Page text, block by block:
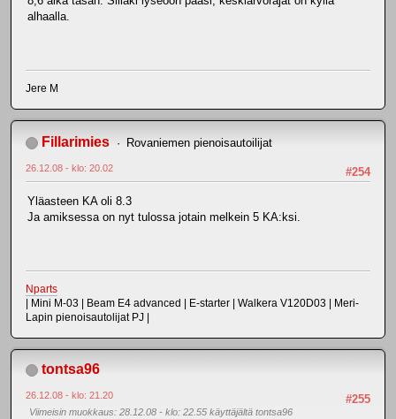
alhaalla.
Jere M
Fillarimies Rovaniemen pienoisautoilijat
#254
26.12.08 - klo: 20.02
Yläasteen KA oli 8.3
Ja amiksessa on nyt tulossa jotain melkein 5 KA:ksi.
Nparts
| Mini M-03 | Beam E4 advanced | E-starter | Walkera V120D03 | Meri-
Lapin pienoisautolijat PJ |
tontsa96
#255
26.12.08 - klo: 21.20
Viimeisin muokkaus: 28.12.08 - klo: 22.55 käyttäjältä tontsa96